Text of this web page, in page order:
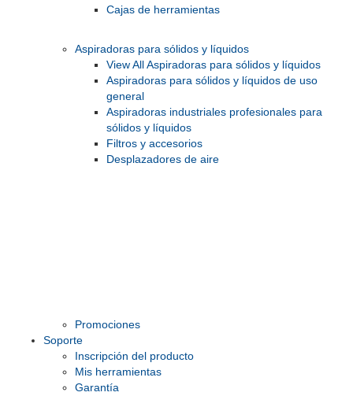
Cajas de herramientas
Aspiradoras para sólidos y líquidos
View All Aspiradoras para sólidos y líquidos
Aspiradoras para sólidos y líquidos de uso
general
Aspiradoras industriales profesionales para
sólidos y líquidos
Filtros y accesorios
Desplazadores de aire
Promociones
Soporte
Inscripción del producto
Mis herramientas
Garantía